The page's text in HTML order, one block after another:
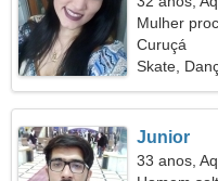
Mulher
Curuçá
Skate,
Junior
33 anos,